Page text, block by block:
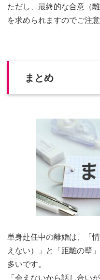
ただし、最終的な合意（
を求められますのでご注意
まとめ
単身赴任中の離婚は、「
えない）」と「距離の壁
多いです。
「会えないから話し合い